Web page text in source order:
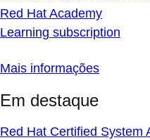
Red Hat Academy
Learning subscription
Mais informações
Em destaque
Red Hat Certified System